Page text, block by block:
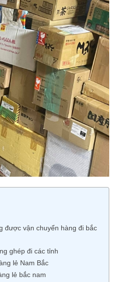
được vận chuyển hàng đi bắc
ghép đi các tỉnh
lẻ Nam Bắc
lẻ bắc nam